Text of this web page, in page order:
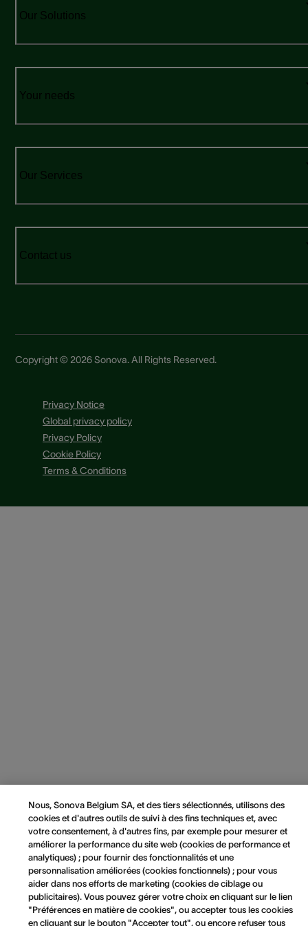
Our Solutions
Your needs
Our Services
Contact us
Copyright © 2026 Sonova. All Rights Reserved.
Privacy Notice
Global privacy policy
Privacy Policy
Cookie Policy
Terms & Conditions
Nous, Sonova Belgium SA, et des tiers sélectionnés, utilisons des
cookies et d'autres outils de suivi à des fins techniques et, avec
votre consentement, à d'autres fins, par exemple pour mesurer et
améliorer la performance du site web (cookies de performance et
analytiques) ; pour fournir des fonctionnalités et une
personnalisation améliorées (cookies fonctionnels) ; pour vous
aider dans nos efforts de marketing (cookies de ciblage ou
publicitaires). Vous pouvez gérer votre choix en cliquant sur le lien
"Préférences en matière de cookies", ou accepter tous les cookies
en cliquant sur le bouton "Accepter tout", ou encore refuser tous